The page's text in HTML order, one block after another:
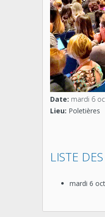
Date: mardi 6
Lieu: Poletières
LISTE
mardi 6